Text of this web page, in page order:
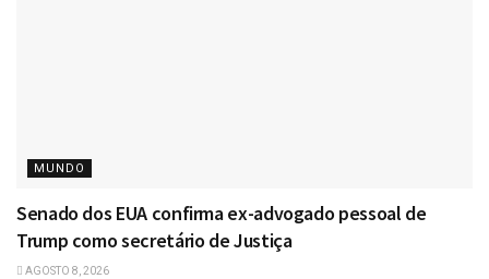
MUNDO
Senado dos EUA confirma ex-advogado pessoal de
Trump como secretário de Justiça
AGOSTO 8, 2026